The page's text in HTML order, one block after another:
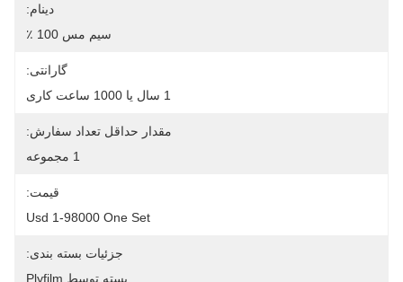
دینام:
سیم مس 100 ٪
گارانتی:
1 سال یا 1000 ساعت کاری
مقدار حداقل تعداد سفارش:
1 مجموعه
قیمت:
Usd 1-98000 One Set
جزئیات بسته بندی:
بسته توسط Plyfilm